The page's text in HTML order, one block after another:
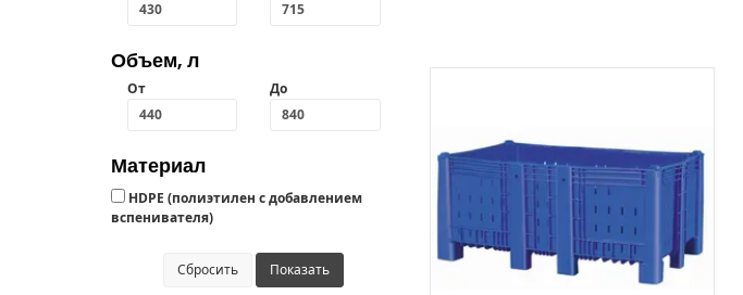
Объем, л
От До
Материал
HDPE (полиэтилен с добавлением
вспенивателя)
Сбросить Показать